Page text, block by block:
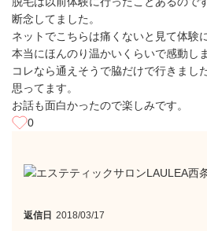
断念してました。
ネットでこちらは痛くないと見て体験
本当にほんのり温かいくらいで感動し
コレなら通えそうで脇だけで行きまし
思ってます。
お話も面白かったので楽しみです。
0
返信日 2018/03/17